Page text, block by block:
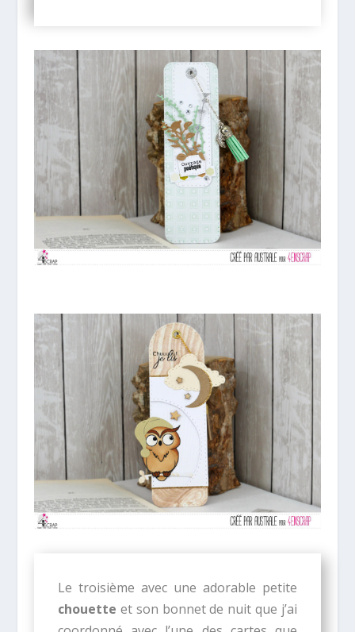
Le troisième avec une adorable petite
chouette et son bonnet de nuit que j’ai